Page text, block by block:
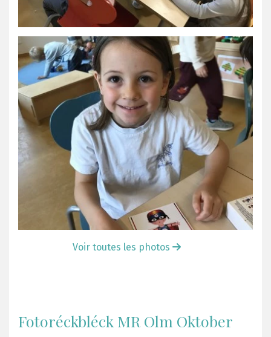
Voir toutes les photos
Fotoréckbléck MR Olm Oktober